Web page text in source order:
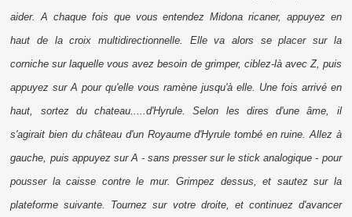
aider. A chaque fois que vous entendez Midona ricaner, appuyez en
haut de la croix multidirectionnelle. Elle va alors se placer sur la
corniche sur laquelle vous avez besoin de grimper, ciblez-là avec Z, puis
appuyez sur A pour qu'elle vous ramène jusqu'à elle. Une fois arrivé en
haut, sortez du chateau.....d'Hyrule. Selon les dires d'une âme, il
s'agirait bien du château d'un Royaume d'Hyrule tombé en ruine. Allez à
gauche, puis appuyez sur A - sans presser sur le stick analogique - pour
pousser la caisse contre le mur. Grimpez dessus, et sautez sur la
plateforme suivante. Tournez sur votre droite, et continuez d'avancer